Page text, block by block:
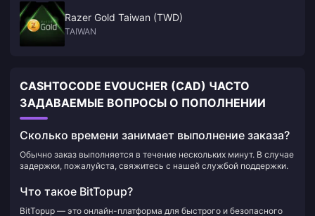
Razer Gold Taiwan (TWD)
TAIWAN
CASHTOCODE EVOUCHER (CAD) ЧАСТО
ЗАДАВАЕМЫЕ ВОПРОСЫ О ПОПОЛНЕНИИ
Сколько времени занимает выполнение заказа?
Обычно заказ выполняется в течение нескольких минут. В случае
задержки, пожалуйста, свяжитесь с нашей службой поддержки.
Что такое BitTopup?
BitTopup — это онлайн-платформа для быстрого и безопасного